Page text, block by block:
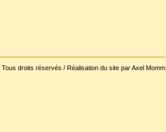
Tous droits réservés / Réalisation du site par Axel Momm